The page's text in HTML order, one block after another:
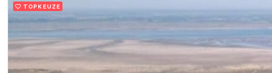
TOPKEUZE